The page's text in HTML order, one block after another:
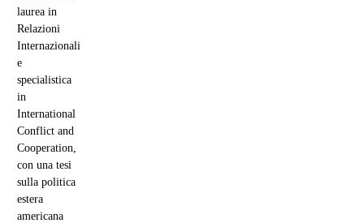
laurea in
Relazioni
Internazionali
e
specialistica
in
International
Conflict and
Cooperation,
con una tesi
sulla politica
estera
americana